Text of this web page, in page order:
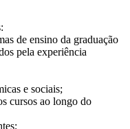
de ensino da graduação
pela experiência
e sociais;
cursos ao longo do